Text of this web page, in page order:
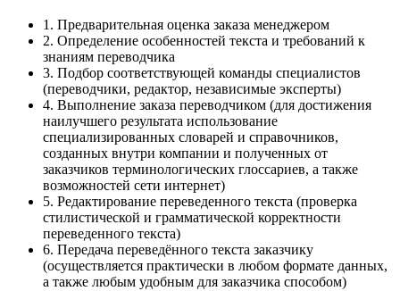
1. Предварительная оценка заказа менеджером
2. Определение особенностей текста и требований к
знаниям переводчика
3. Подбор соответствующей команды специалистов
(переводчики, редактор, независимые эксперты)
4. Выполнение заказа переводчиком (для достижения
наилучшего результата использование
специализированных словарей и справочников,
созданных внутри компании и полученных от
заказчиков терминологических глоссариев, а также
возможностей сети интернет)
5. Редактирование переведенного текста (проверка
стилистической и грамматической корректности
переведенного текста)
6. Передача переведённого текста заказчику
(осуществляется практически в любом формате данных,
а также любым удобным для заказчика способом)